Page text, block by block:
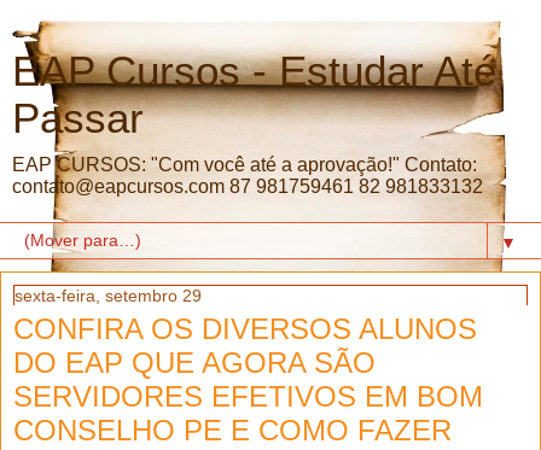
EAP Cursos - Estudar Até
Passar
EAP CURSOS: "Com você até a aprovação!" Contato:
contato@eapcursos.com 87 981759461 82 981833132
▼
sexta-feira, setembro 29
CONFIRA OS DIVERSOS ALUNOS
DO EAP QUE AGORA SÃO
SERVIDORES EFETIVOS EM BOM
CONSELHO PE E COMO FAZER